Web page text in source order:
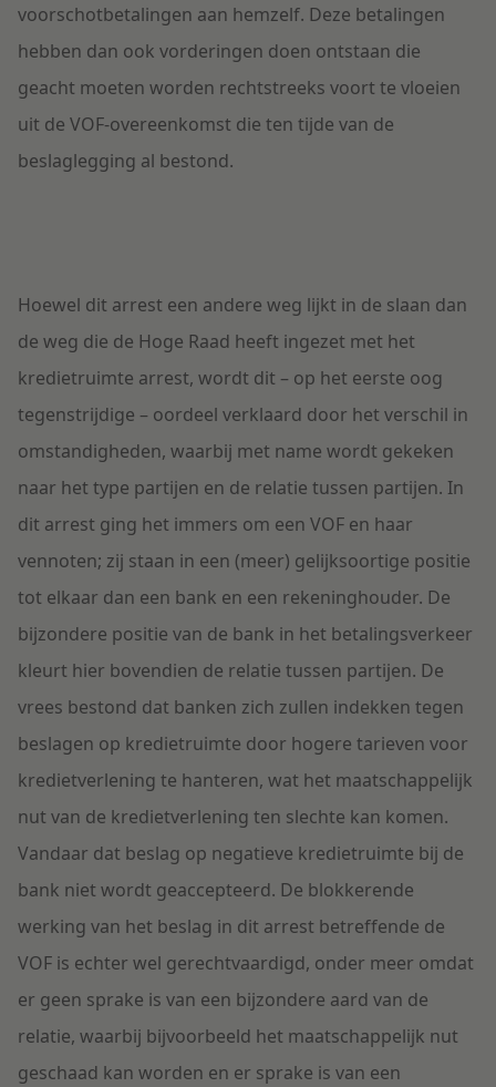
voorschotbetalingen aan hemzelf. Deze betalingen
hebben dan ook vorderingen doen ontstaan die
geacht moeten worden rechtstreeks voort te vloeien
uit de VOF-overeenkomst die ten tijde van de
beslaglegging al bestond.
Hoewel dit arrest een andere weg lijkt in de slaan dan
de weg die de Hoge Raad heeft ingezet met het
kredietruimte arrest, wordt dit – op het eerste oog
tegenstrijdige – oordeel verklaard door het verschil in
omstandigheden, waarbij met name wordt gekeken
naar het type partijen en de relatie tussen partijen. In
dit arrest ging het immers om een VOF en haar
vennoten; zij staan in een (meer) gelijksoortige positie
tot elkaar dan een bank en een rekeninghouder. De
bijzondere positie van de bank in het betalingsverkeer
kleurt hier bovendien de relatie tussen partijen. De
vrees bestond dat banken zich zullen indekken tegen
beslagen op kredietruimte door hogere tarieven voor
kredietverlening te hanteren, wat het maatschappelijk
nut van de kredietverlening ten slechte kan komen.
Vandaar dat beslag op negatieve kredietruimte bij de
bank niet wordt geaccepteerd. De blokkerende
werking van het beslag in dit arrest betreffende de
VOF is echter wel gerechtvaardigd, onder meer omdat
er geen sprake is van een bijzondere aard van de
relatie, waarbij bijvoorbeeld het maatschappelijk nut
geschaad kan worden en er sprake is van een